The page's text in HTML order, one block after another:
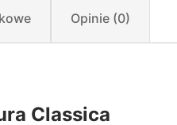
Opinie (0)
Classica